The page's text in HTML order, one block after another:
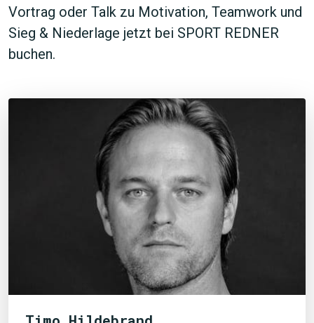
Vortrag oder Talk zu Motivation, Teamwork und
Sieg & Niederlage jetzt bei SPORT REDNER
buchen.
JETZT SUCHEN